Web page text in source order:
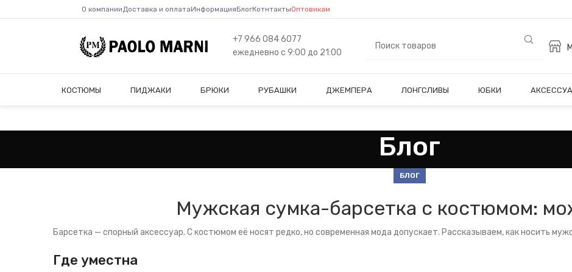
О компанииДоставка и оплатаИнформацияБлогКотнтактыОптовикам
+7 966 084 6077
ежедневно с 9:00 до 21:00
КОСТЮМЫ ПИДЖАКИ БРЮКИ РУБАШКИ ДЖЕМПЕРА ЛОНГСЛИВЫ ЮБКИ
Блог
БЛОГ
Мужская сумка-барсетка с костюмом:
Барсетка — спорный аксессуар. С костюмом её носят редко, но современная мода допускает. Рассказываем, как носить
Где уместна